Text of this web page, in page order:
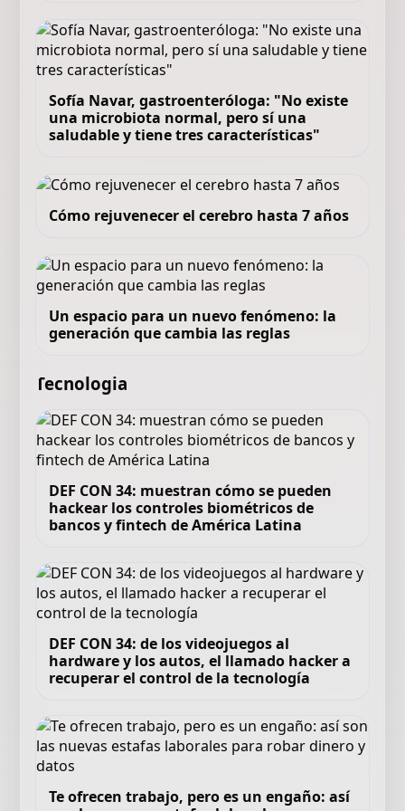
Sofía Navar, gastroenteróloga: "No existe
una microbiota normal, pero sí una
saludable y tiene tres características"
Cómo rejuvenecer el cerebro hasta 7 años
Un espacio para un nuevo fenómeno: la
generación que cambia las reglas
Tecnologia
DEF CON 34: muestran cómo se pueden
hackear los controles biométricos de
bancos y fintech de América Latina
DEF CON 34: de los videojuegos al
hardware y los autos, el llamado hacker a
recuperar el control de la tecnología
Te ofrecen trabajo, pero es un engaño: así